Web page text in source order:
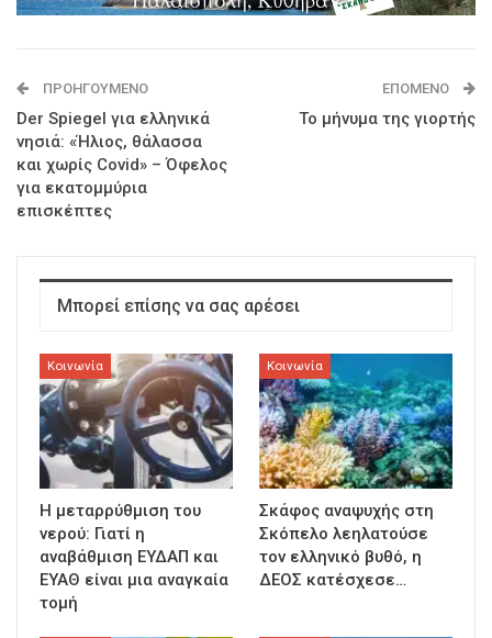
ΠΡΟΗΓΟΎΜΕΝΟ
Der Spiegel για ελληνικά
νησιά: «Ήλιος, θάλασσα
και χωρίς Covid» – Όφελος
για εκατομμύρια
επισκέπτες
ΕΠΌΜΕΝΟ
Το μήνυμα της γιορτής
Μπορεί επίσης να σας αρέσει
Κοινωνία
Η μεταρρύθμιση του
νερού: Γιατί η
αναβάθμιση ΕΥΔΑΠ και
ΕΥΑΘ είναι μια αναγκαία
τομή
Κοινωνία
Σκάφος αναψυχής στη
Σκόπελο λεηλατούσε
τον ελληνικό βυθό, η
ΔΕΟΣ κατέσχεσε…